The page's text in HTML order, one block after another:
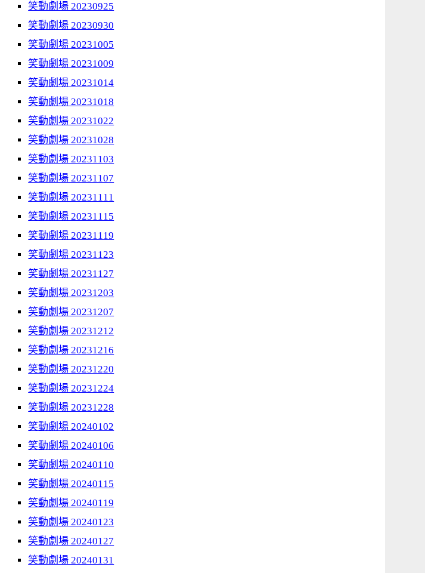
笑動劇場 20230925
笑動劇場 20230930
笑動劇場 20231005
笑動劇場 20231009
笑動劇場 20231014
笑動劇場 20231018
笑動劇場 20231022
笑動劇場 20231028
笑動劇場 20231103
笑動劇場 20231107
笑動劇場 20231111
笑動劇場 20231115
笑動劇場 20231119
笑動劇場 20231123
笑動劇場 20231127
笑動劇場 20231203
笑動劇場 20231207
笑動劇場 20231212
笑動劇場 20231216
笑動劇場 20231220
笑動劇場 20231224
笑動劇場 20231228
笑動劇場 20240102
笑動劇場 20240106
笑動劇場 20240110
笑動劇場 20240115
笑動劇場 20240119
笑動劇場 20240123
笑動劇場 20240127
笑動劇場 20240131